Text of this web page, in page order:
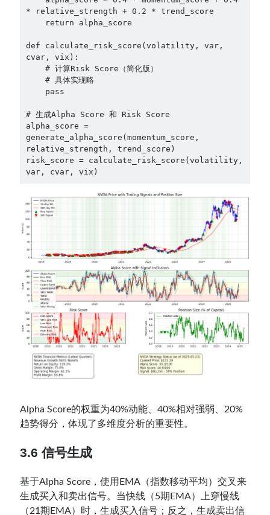
* relative_strength + 0.2 * trend_score
def calculate_risk_score(volatility, var,
cvar, vix):
# 生成Alpha Score 和 Risk Score
alpha_score =
generate_alpha_score(momentum_score,
relative_strength, trend_score)
risk_score = calculate_risk_score(volatility,
var, cvar, vix)
Alpha Score的权重为40%动能、40%相对强弱、20%
趋势得分，体现了多维度分析的重要性。
3.6 信号生成
基于Alpha Score，使用EMA（指数移动平均）交叉来
生成买入和卖出信号。当快线（5期EMA）上穿慢线
（21期EMA）时，生成买入信号；反之，生成卖出信